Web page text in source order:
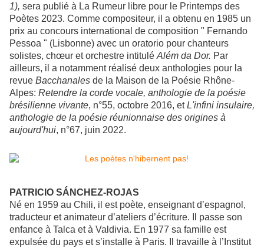
1), sera publié à La Rumeur libre pour le Printemps des
Poètes 2023. Comme compositeur, il a obtenu en 1985 un
prix au concours international de composition " Fernando
Pessoa " (Lisbonne) avec un oratorio pour chanteurs
solistes, chœur et orchestre intitulé Além da Dor. Par
ailleurs, il a notamment réalisé deux anthologies pour la
revue Bacchanales de la Maison de la Poésie Rhône-
Alpes: Retendre la corde vocale, anthologie de la poésie
brésilienne vivante, n°55, octobre 2016, etL'infini insulaire,
anthologie de la poésie réunionnaise des origines à
aujourd'hui, n°67, juin 2022.
PATRICIO SÁNCHEZ-ROJAS
Né en 1959 au Chili, il est poète, enseignant d’espagnol,
traducteur et animateur d’ateliers d’écriture. Il passe son
enfance à Talca et à Valdivia. En 1977 sa famille est
expulsée du pays et s’installe à Paris. Il travaille à l’Institut